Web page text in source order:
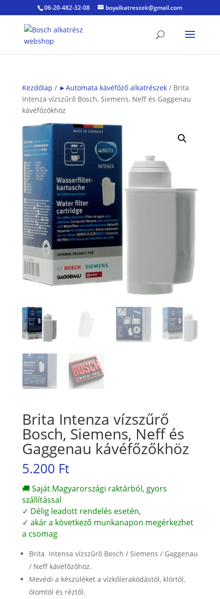
06-20-482-32-08 boyalkatreszek@gmail.com
Kezdőlap / ►Automata kávéfőző alkatrészek/ Brita
Intenza vízszűrő Bosch, Siemens, Neff és Gaggenau
kávéfőzőkhöz
Brita Intenza vízszűrő
Bosch, Siemens, Neff és
Gaggenau kávéfőzőkhöz
5.200 Ft
🚚 Saját Magyarországi raktárból, gyors
szállítással
✓ Délig leadott rendelés esetén,
✓ akár a következő munkanapon megérkezhet
a csomag
Brita Intensa vízszűrő Bosch / Siemens / Gaggenau
/ Neff kávéfőzőhöz.
Mevédi a készüléket a vízkőlerakódástól, klórtól,
ólomtól és réztől.